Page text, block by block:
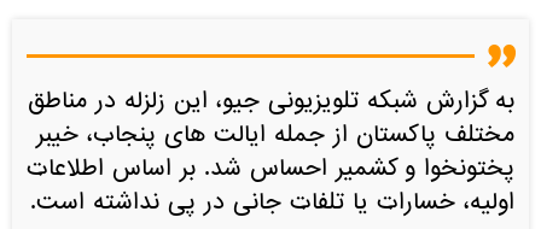
به گزارش شبکه تلویزیونی جیو، این زلزله در مناطق
مختلف پاکستان از جمله ایالت های پنجاب، خیبر
پختونخوا و کشمیر احساس شد. بر اساس اطلاعات
اولیه، خسارات یا تلفات جانی در پی نداشته است.